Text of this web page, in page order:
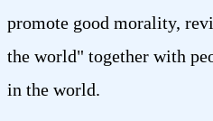
promote good morality,
the world" together with
in the world.